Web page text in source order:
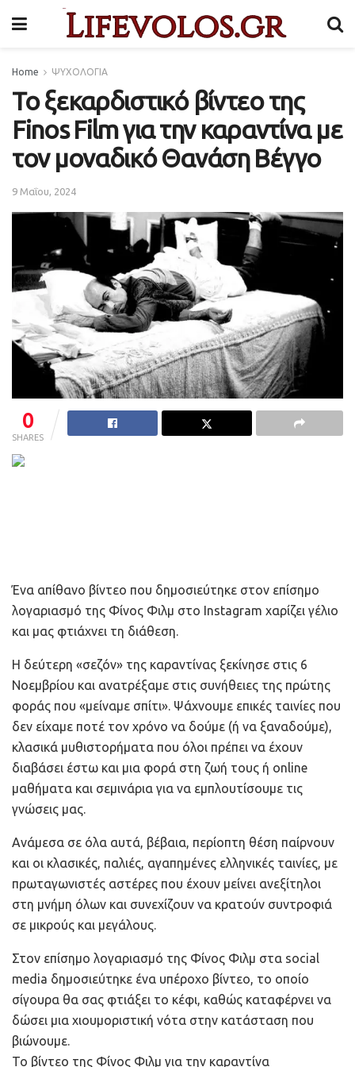
Home ΨΥΧΟΛΟΓΙΑ
Το ξεκαρδιστικό βίντεο της
Finos Film για την καραντίνα με
τον μοναδικό Θανάση Βέγγο
9 Μαΐου, 2024
0
SHARES
Ένα απίθανο βίντεο που δημοσιεύτηκε στον επίσημο
λογαριασμό της Φίνος Φιλμ στο Instagram χαρίζει γέλιο
και μας φτιάχνει τη διάθεση.
Η δεύτερη «σεζόν» της καραντίνας ξεκίνησε στις 6
Νοεμβρίου και ανατρέξαμε στις συνήθειες της πρώτης
φοράς που «μείναμε σπίτι». Ψάχνουμε επικές ταινίες που
δεν είχαμε ποτέ τον χρόνο να δούμε (ή να ξαναδούμε),
κλασικά μυθιστορήματα που όλοι πρέπει να έχουν
διαβάσει έστω και μια φορά στη ζωή τους ή online
μαθήματα και σεμινάρια για να εμπλουτίσουμε τις
γνώσεις μας.
Ανάμεσα σε όλα αυτά, βέβαια, περίοπτη θέση παίρνουν
και οι κλασικές, παλιές, αγαπημένες ελληνικές ταινίες, με
πρωταγωνιστές αστέρες που έχουν μείνει ανεξίτηλοι
στη μνήμη όλων και συνεχίζουν να κρατούν συντροφιά
σε μικρούς και μεγάλους.
Στον επίσημο λογαριασμό της Φίνος Φιλμ στα social
media δημοσιεύτηκε ένα υπέροχο βίντεο, το οποίο
σίγουρα θα σας φτιάξει το κέφι, καθώς καταφέρνει να
δώσει μια χιουμοριστική νότα στην κατάσταση που
βιώνουμε.
Το βίντεο της Φίνος Φιλμ για την καραντίνα